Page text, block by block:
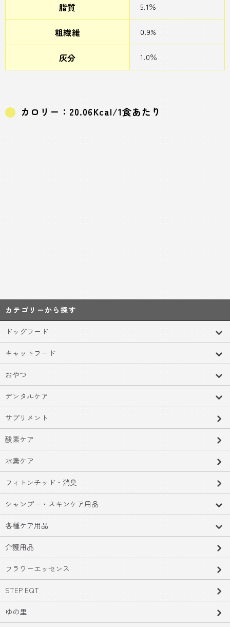
脂質 5.1％
粗繊維 0.9%
灰分 1.0％
カロリー：20.06Kcal/1食あたり
カテゴリーから探す
ドッグフード
キャットフード
おやつ
デンタルケア
サプリメント
酸素ケア
水素ケア
フィトンチッド・消臭
シャンプー・スキンケア用品
各種ケア用品
介護用品
フラワーエッセンス
STEP EQT
ゆの里